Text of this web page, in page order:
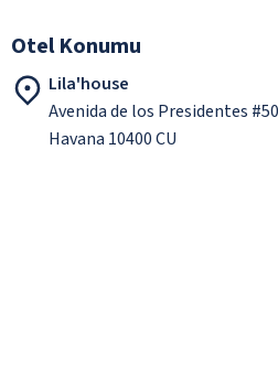
Otel Konumu
Lila'house
Avenida de los Presidentes
Havana 10400 CU